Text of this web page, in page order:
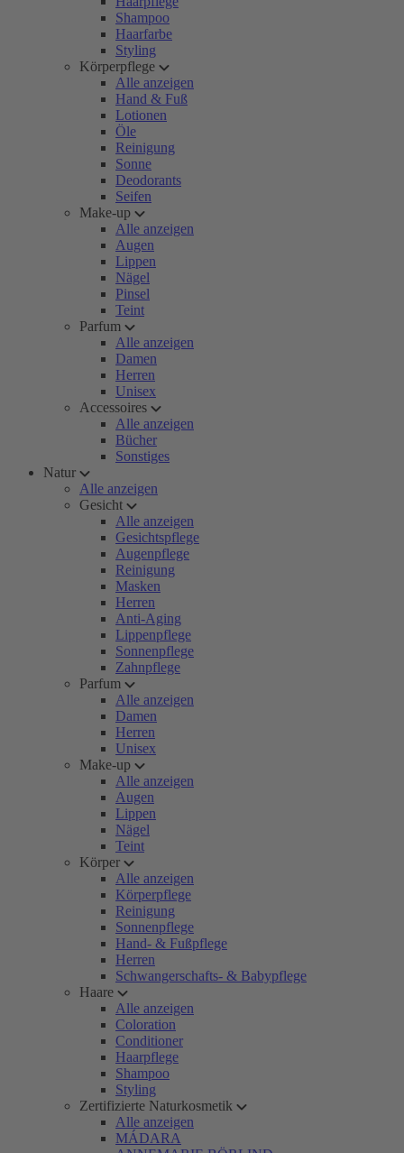
Shampoo
Haarfarbe
Styling
Körperpflege
Alle anzeigen
Hand & Fuß
Lotionen
Öle
Reinigung
Sonne
Deodorants
Seifen
Make-up
Alle anzeigen
Augen
Lippen
Nägel
Pinsel
Teint
Parfum
Alle anzeigen
Damen
Herren
Unisex
Accessoires
Alle anzeigen
Bücher
Sonstiges
Natur
Alle anzeigen
Gesicht
Alle anzeigen
Gesichtspflege
Augenpflege
Reinigung
Masken
Herren
Anti-Aging
Lippenpflege
Sonnenpflege
Zahnpflege
Parfum
Alle anzeigen
Damen
Herren
Unisex
Make-up
Alle anzeigen
Augen
Lippen
Nägel
Teint
Körper
Alle anzeigen
Körperpflege
Reinigung
Sonnenpflege
Hand- & Fußpflege
Herren
Schwangerschafts- & Babypflege
Haare
Alle anzeigen
Coloration
Conditioner
Haarpflege
Shampoo
Styling
Zertifizierte Naturkosmetik
Alle anzeigen
MÁDARA